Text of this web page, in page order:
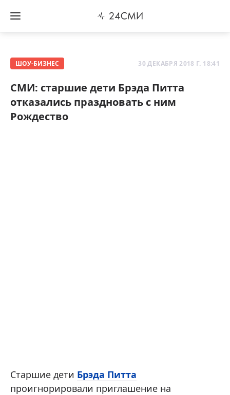
ШОУ-БИЗНЕС 30 ДЕКАБРЯ 2018 Г. 18:41
СМИ: старшие дети Брэда Питта
отказались праздновать с ним
Рождество
Старшие дети Брэда Питта
проигнорировали приглашение на